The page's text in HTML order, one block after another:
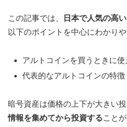
この記事では、 日本で人気の高
以下のポイントを中心にわかりや
アルトコインを買うときに
代表的なアルトコインの特徴
暗号資産は価格の上下が大きい投
情報を集めてから投資すること